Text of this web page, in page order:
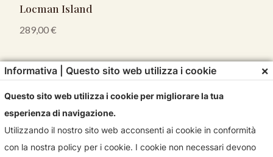
Locman Island
289,00€
Informativa | Questo sito web utilizza i cookie ×
Questo sito web utilizza i cookie per migliorare la tua
esperienza di navigazione.
Utilizzando il nostro sito web acconsenti ai cookie in conformità
con la nostra policy per i cookie. I cookie non necessari devono